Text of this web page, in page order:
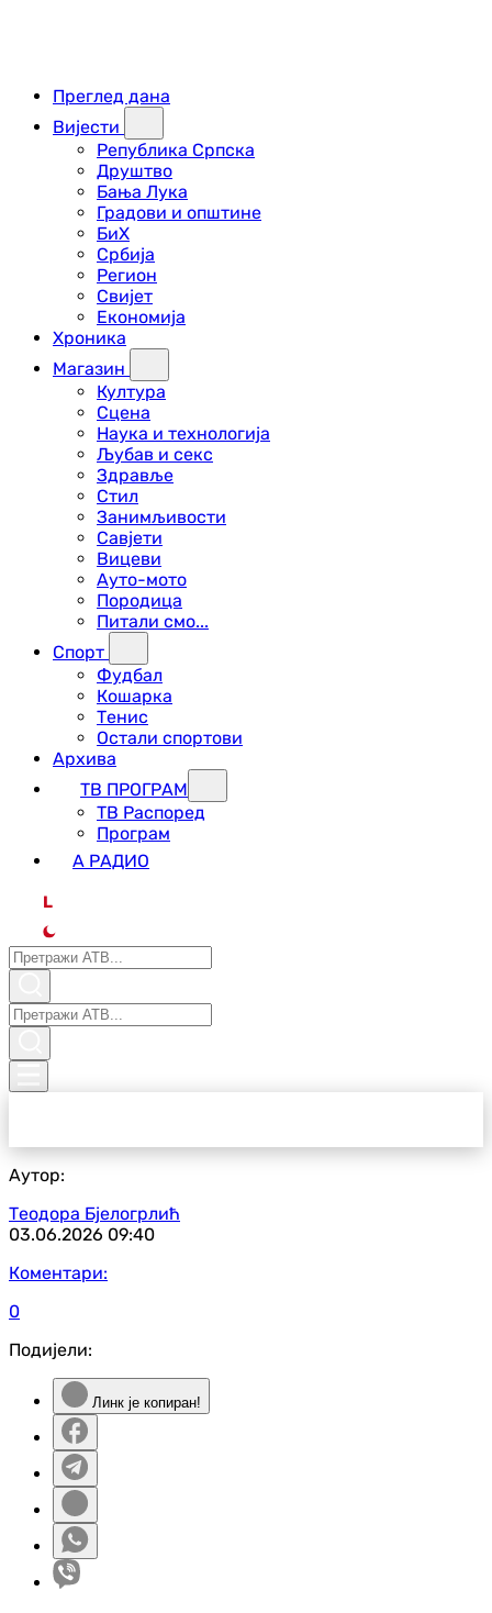
Преглед дана
Вијести
Република Српска
Друштво
Бања Лука
Градови и општине
БиХ
Србија
Регион
Свијет
Економија
Хроника
Магазин
Култура
Сцена
Наука и технологија
Љубав и секс
Здравље
Стил
Занимљивости
Савјети
Вицеви
Ауто-мото
Породица
Питали смо...
Спорт
Фудбал
Кошарка
Тенис
Остали спортови
Архива
ТВ ПРОГРАМ
ТВ Распоред
Програм
А РАДИО
L
Аутор:
Теодора Бјелогрлић
03.06.2026 09:40
Коментари:
0
Подијели:
Линк је копиран!